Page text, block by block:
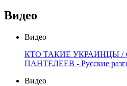
Видео
Видео
КТО ТАКИЕ УКРАИНЦЫ /
ПАНТЕЛЕЕВ - Русские
Видео